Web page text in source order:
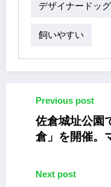
デザイナードッグ
飼いやすい
Previous post
佐倉城址公園
倉」を開催。
Next post